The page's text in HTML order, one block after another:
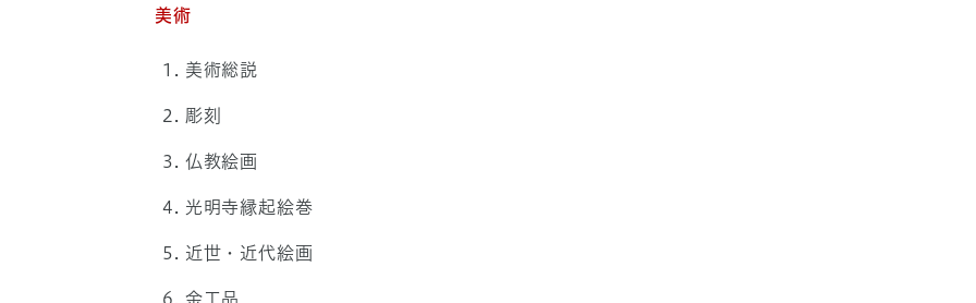
美術
美術総説
彫刻
仏教絵画
光明寺縁起絵巻
近世・近代絵画
金工品